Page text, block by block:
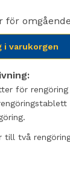
för
i varukorgen
för
till två